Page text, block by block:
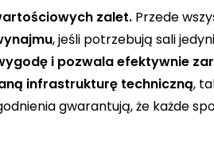
zalet. Przede
, jeśli potrzebują sali
i pozwala efektywnie
infrastrukturę techniczną,
gwarantują, że każde